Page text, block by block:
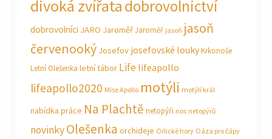
divoká zvířatadobrovolnictví
dobrovolníci JARO JaroměřJaroměř jasoň jasoň
červenooký Josefov josefovské loukyKrkonoše
Letní Olešenka letní tábor Life lifeapollo
lifeapollo2020 Mise Apollo motýli motýlí král
nabídka práce Na Plachtě netopýři noc netopýrů
novinkyOlešenka orchideje Orlické hory Oáza pro čápy